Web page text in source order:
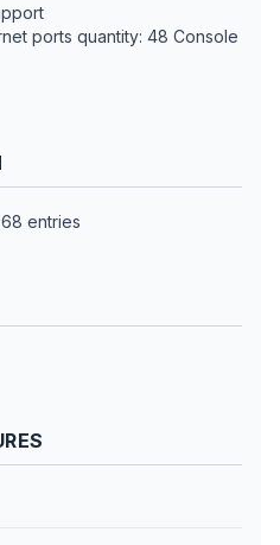
ports quantity: 48 Console
entries